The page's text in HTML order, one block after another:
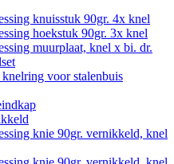
knuisstuk 90gr. 4x knel
hoekstuk 90gr. 3x knel
muurplaat, knel x bi. dr.
voor stalenbuis
knie 90gr. vernikkeld, knel